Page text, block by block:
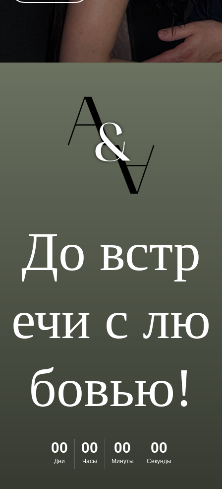
До встр
ечи с лю
бовью!
00
Дни
00
Часы
00
Минуты
00
Секунды